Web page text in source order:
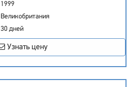
1999
Великобритания
30 дней
Узнать цену